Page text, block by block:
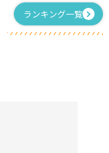
ランキング一覧